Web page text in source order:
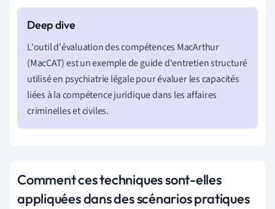
L'outil d'évaluation des compétences MacArthur
(MacCAT) est un exemple de guide d'entretien structuré
utilisé en psychiatrie légale pour évaluer les capacités
liées à la compétence juridique dans les affaires
criminelles et civiles.
Comment ces techniques sont-elles
appliquées dans des scénarios pratiques